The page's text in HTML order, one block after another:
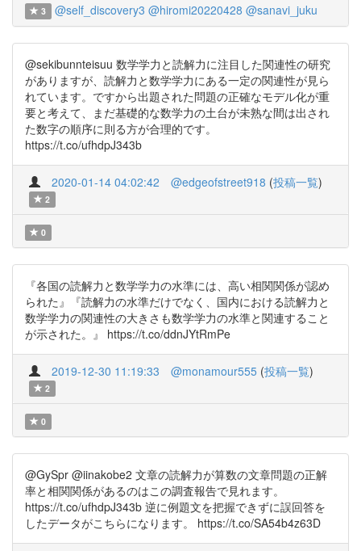
3 @self_discovery3 @hiromi20220428 @sanavi_juku
@sekibunnteisuu 数学学力と読解力に注目した関連性の研究
がありますが、読解力と数学学力にある一定の関連性が見ら
れています。ですから出題された問題の正確なモデル化が重
要と考えて、まだ基礎的な数学力の土台が未熟な間は出され
た数字の順序に則る方が合理的です。
https://t.co/ufhdpJ343b
2020-01-14 04:02:42 @edgeofstreet918 (投稿一覧)
2
0
『各国の読解力と数学学力の水準には、高い相関関係が認め
られた』『読解力の水準だけでなく、国内における読解力と
数学学力の関連性の大きさも数学学力の水準と関連すること
が示された。』 https://t.co/ddnJYtRmPe
2019-12-30 11:19:33 @monamour555 (投稿一覧)
2
0
@GySpr @iinakobe2 文章の読解力が算数の文章問題の正解
率と相関関係があるのはこの調査報告で見れます。
https://t.co/ufhdpJ343b 逆に例題文を把握できずに誤回答を
したデータがこちらになります。 https://t.co/SA54b4z63D